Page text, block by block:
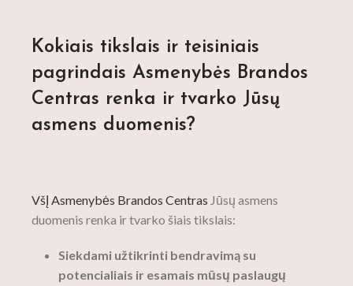
Kokiais tikslais ir teisiniais
pagrindais Asmenybės Brandos
Centras renka ir tvarko Jūsų
asmens duomenis?
VšĮ Asmenybės Brandos Centras Jūsų asmens
duomenis renka ir tvarko šiais tikslais:
Siekdami užtikrinti bendravimą su
potencialiais ir esamais mūsų paslaugų